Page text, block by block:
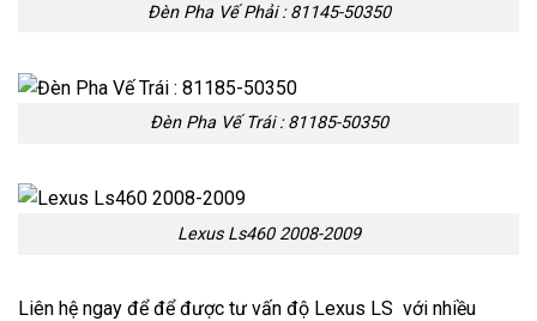
Đèn Pha Vế Phải : 81145-50350
Đèn Pha Vế Trái : 81185-50350
Lexus Ls460 2008-2009
Liên hệ ngay để để được tư vấn độ Lexus LS với nhiều